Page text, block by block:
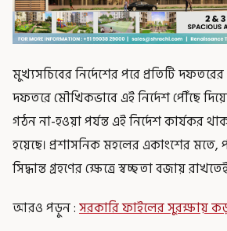
মুখ্যসচিবের নির্দেশের পরে প্রতিটি
দফতরে মৌখিকভাবে এই নির্দেশ পৌঁছে
গঠন না-হওয়া পর্যন্ত এই নির্দেশ কার্যকর
হয়েছে। প্রশাসনিক মহলের একাংশের মতে,
সিদ্ধান্ত গ্রহণের ক্ষেত্রে স্বচ্ছতা বজায়
আরও পড়ুন :সরকারি ফাইলের সুরক্ষায়